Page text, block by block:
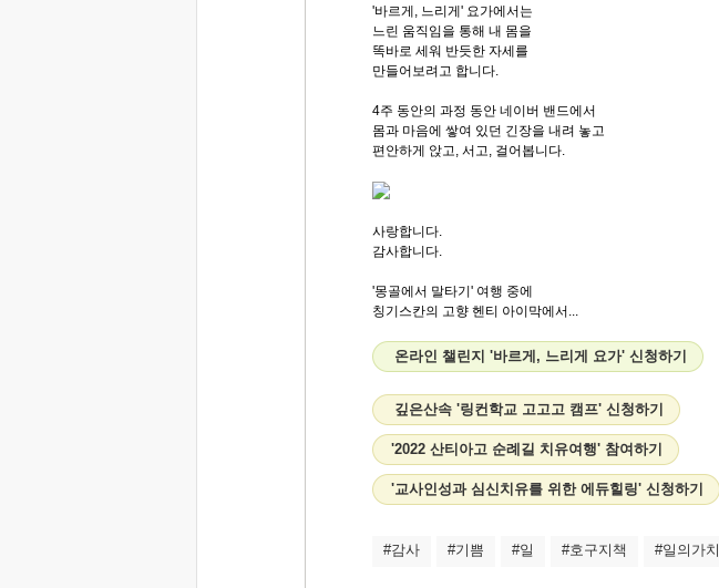
'바르게, 느리게' 요가에서는
느린 움직임을 통해 내 몸을
똑바로 세워 반듯한 자세를
만들어보려고 합니다.
4주 동안의 과정 동안 네이버 밴드에서
몸과 마음에 쌓여 있던 긴장을 내려 놓고
편안하게 앉고, 서고, 걸어봅니다.
사랑합니다.
감사합니다.
'몽골에서 말타기' 여행 중에
칭기스칸의 고향 헨티 아이막에서...
온라인 챌린지 '바르게, 느리게 요가' 신청하기
깊은산속 '링컨학교 고고고 캠프' 신청하기
'2022 산티아고 순례길 치유여행' 참여하기
'교사인성과 심신치유를 위한 에듀힐링' 신청하기
#감사 #기쁨 #일 #호구지책 #일의가치